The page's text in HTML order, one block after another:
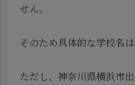
せん。
そのため具体的な学校名は
ただし、神奈川県横浜市